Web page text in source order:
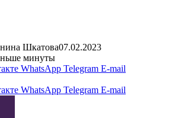
Шкатова07.02.2023
минуты
WhatsApp Telegram E-mail
WhatsApp Telegram E-mail